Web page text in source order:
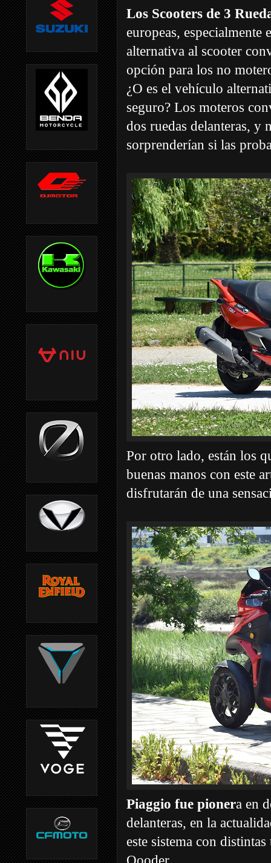
Los Scooters de 3
europeas,
alternativa al scooter
opción para los no
¿O es el vehículo
seguro? Los moteros
dos ruedas delanteras, y
sorprenderían si las
Por otro lado, están los
buenas manos con este
disfrutarán de una
Piaggio fue pionera en
delanteras, en la
este sistema con